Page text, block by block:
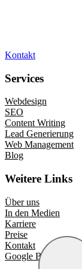
Kontakt
Services
Webdesign
SEO
Content Writing
Lead Generierung
Web Management
Blog
Weitere Links
Über uns
In den Medien
Karriere
Preise
Kontakt
Google Bewertungen